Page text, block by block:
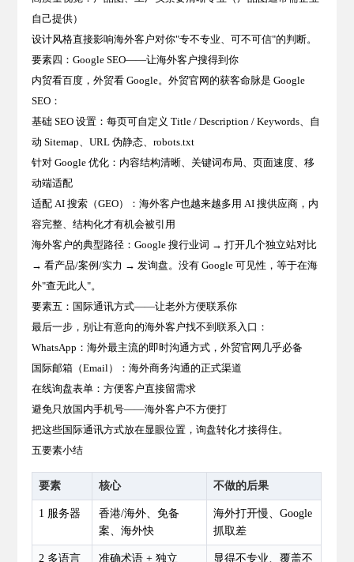
自己提供）
设计风格直接影响海外客户对你"专不专业、可不可信"的判断。
要素四：Google SEO——让海外客户搜得到你
内贸看百度，外贸看 Google。外贸官网的获客命脉是Google
SEO ：
基础 SEO 设置 ：每页可自定义 Title / Description / Keywords、自
动 Sitemap、URL 伪静态、robots.txt
针对 Google 优化 ：内容结构清晰、关键词布局、页面速度、移
动端适配
适配 AI 搜索（GEO）
：海外客户也越来越多用 AI 搜供应商，内
容完整、结构化才有机会被引用
海外客户的典型路径：Google 搜行业词 → 打开几个独立站对比
→ 看产品/案例/实力 → 发询盘。没有 Google 可见性，等于在海
外"查无此人"。
要素五：国际通讯方式——让老外方便联系你
最后一步，别让有意向的海外客户找不到联系入口：
WhatsApp ：海外最主流的即时沟通方式，外贸官网几乎必备
国际邮箱（Email）
：海外商务沟通的正式渠道
在线询盘表单 ：方便客户直接留需求
避免只放国内手机号——海外客户不方便打
把这些国际通讯方式放在显眼位置，询盘转化才接得住。
五要素小结
要素 核心 不做的后果
1 服务器
香港/海外、免备
案、海外快
海外打开慢、Google
抓取差
2 多语言 准确术语 + 独立 显得不专业、覆盖不